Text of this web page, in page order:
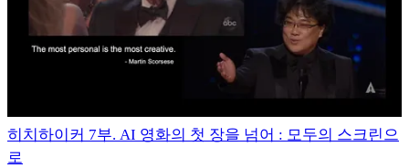
히치하이커 7부. AI 영화의 첫 장을 넘어 : 모두의 스크린으
로